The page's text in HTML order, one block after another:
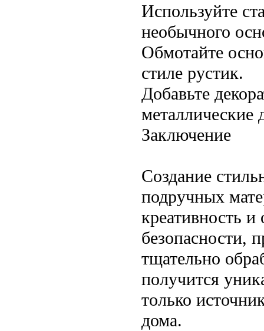
Используйте
необычного
Обмотайте
стиле рустик.
Добавьте
металлические
Заключение
Создание
подручных
креативность
безопасности,
тщательно
получится
только
дома.